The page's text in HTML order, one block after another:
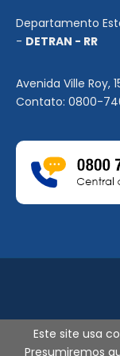
Departamento
- DETRAN - RR
Avenida Ville Roy,
Contato: 0800-
2026©DETRAN-
Este site usa
Presumiremos